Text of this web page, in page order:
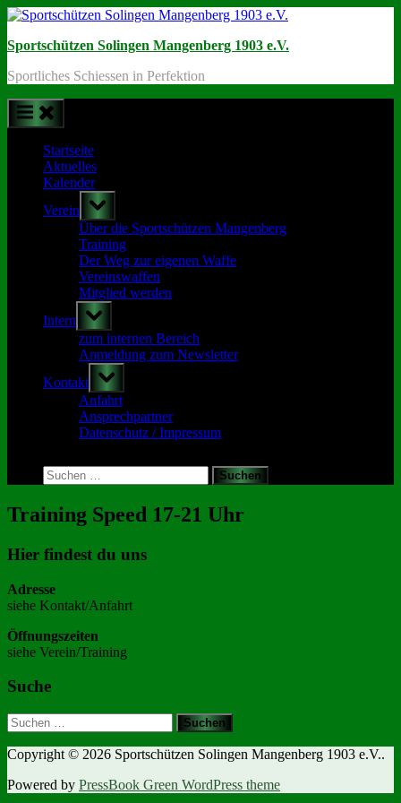
Skip
content
Sportschützen Solingen Mangenberg 1903 e.V.
Sportliches Schiessen in Perfektion
Startseite
Aktuelles
Kalender
Verein
Toggle
sub-
menu
Über die Sportschützen Mangenberg
Training
Der Weg zur eigenen Waffe
Vereinswaffen
Mitglied werden
Intern
Toggle
sub-
menu
zum internen Bereich
Anmeldung zum Newsletter
Kontakt
Toggle
sub-
menu
Anfahrt
Ansprechpartner
Datenschutz / Impressum
search
form
Suchen
nach:
Training Speed 17-21 Uhr
Hier findest du uns
Adresse
siehe Kontakt/Anfahrt
Öffnungszeiten
siehe Verein/Training
Suche
Suchen
nach:
Copyright © 2026 Sportschützen Solingen Mangenberg 1903 e.V..
Powered by PressBook Green WordPress theme